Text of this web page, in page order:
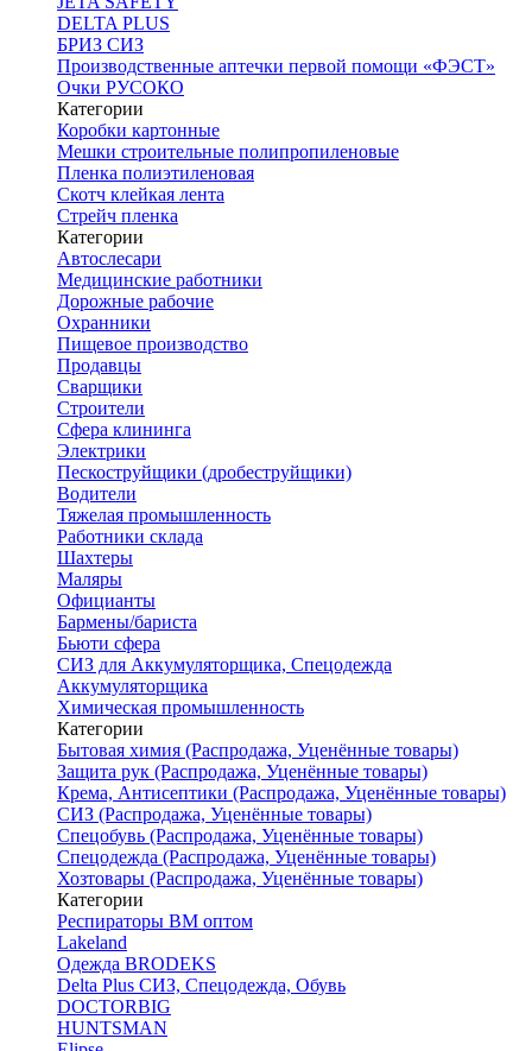
DELTA PLUS
БРИЗ СИЗ
Производственные аптечки первой помощи «ФЭСТ»
Очки РУСОКО
Категории
Коробки картонные
Мешки строительные полипропиленовые
Пленка полиэтиленовая
Скотч клейкая лента
Стрейч пленка
Категории
Автослесари
Медицинские работники
Дорожные рабочие
Охранники
Пищевое производство
Продавцы
Сварщики
Строители
Сфера клининга
Электрики
Пескоструйщики (дробеструйщики)
Водители
Тяжелая промышленность
Работники склада
Шахтеры
Маляры
Официанты
Бармены/бариста
Бьюти сфера
СИЗ для Аккумуляторщика, Спецодежда
Аккумуляторщика
Химическая промышленность
Категории
Бытовая химия (Распродажа, Уценённые товары)
Защита рук (Распродажа, Уценённые товары)
Крема, Антисептики (Распродажа, Уценённые товары)
СИЗ (Распродажа, Уценённые товары)
Спецобувь (Распродажа, Уценённые товары)
Спецодежда (Распродажа, Уценённые товары)
Хозтовары (Распродажа, Уценённые товары)
Категории
Респираторы ВМ оптом
Lakeland
Одежда BRODEKS
Delta Plus СИЗ, Спецодежда, Обувь
DOCTORBIG
HUNTSMAN